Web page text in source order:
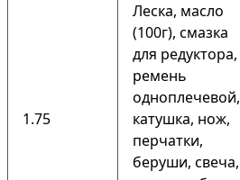
1.75
Леска, масло
(100г), смазка
для редуктора,
ремень
одноплечевой,
катушка, нож,
перчатки,
беруши, свеча,